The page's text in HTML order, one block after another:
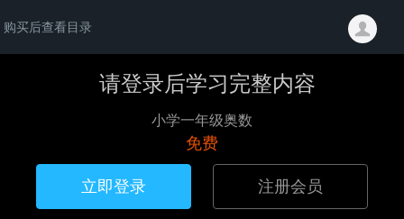
购买后查看目录
请登录后学习完整内容
小学一年级奥数
免费
立即登录 注册会员